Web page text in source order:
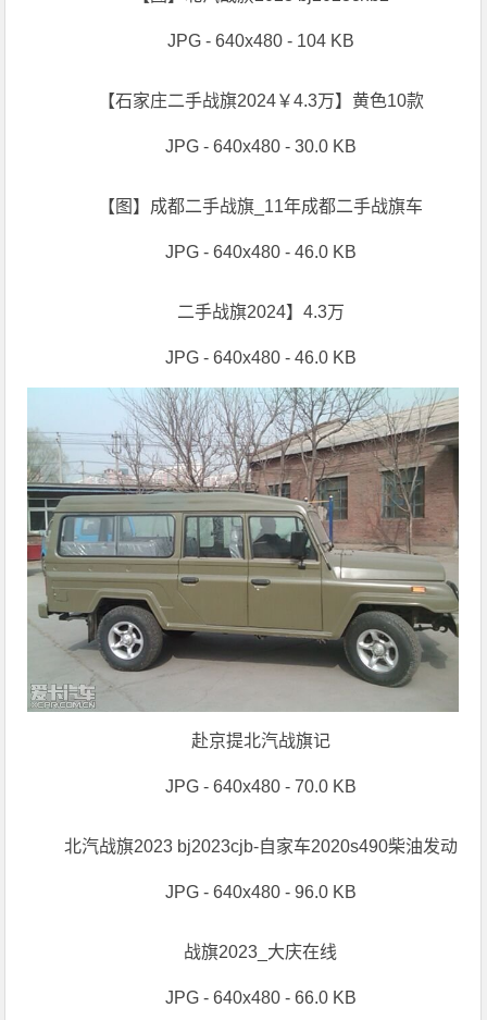
JPG - 640x480 - 104 KB
【石家庄二手战旗2024￥4.3万】黄色10款
JPG - 640x480 - 30.0 KB
【图】成都二手战旗_11年成都二手战旗车
JPG - 640x480 - 46.0 KB
二手战旗2024】4.3万
JPG - 640x480 - 46.0 KB
赴京提北汽战旗记
JPG - 640x480 - 70.0 KB
北汽战旗2023 bj2023cjb-自家车2020s490柴油发动
JPG - 640x480 - 96.0 KB
战旗2023_大庆在线
JPG - 640x480 - 66.0 KB